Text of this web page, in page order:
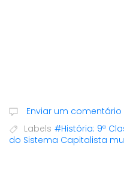
Enviar um comentário
Labels #História: 9ª
do Sistema Capitalista